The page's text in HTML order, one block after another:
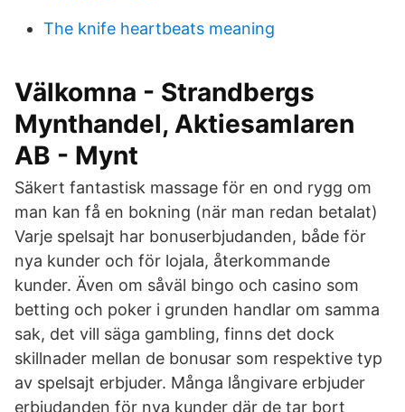
The knife heartbeats meaning
Välkomna - Strandbergs
Mynthandel, Aktiesamlaren
AB - Mynt
Säkert fantastisk massage för en ond rygg om
man kan få en bokning (när man redan betalat)
Varje spelsajt har bonuserbjudanden, både för
nya kunder och för lojala, återkommande
kunder. Även om såväl bingo och casino som
betting och poker i grunden handlar om samma
sak, det vill säga gambling, finns det dock
skillnader mellan de bonusar som respektive typ
av spelsajt erbjuder. Många långivare erbjuder
erbjudanden för nya kunder där de tar bort